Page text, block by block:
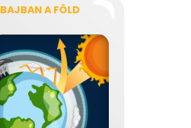
BAJBAN A FÖLD